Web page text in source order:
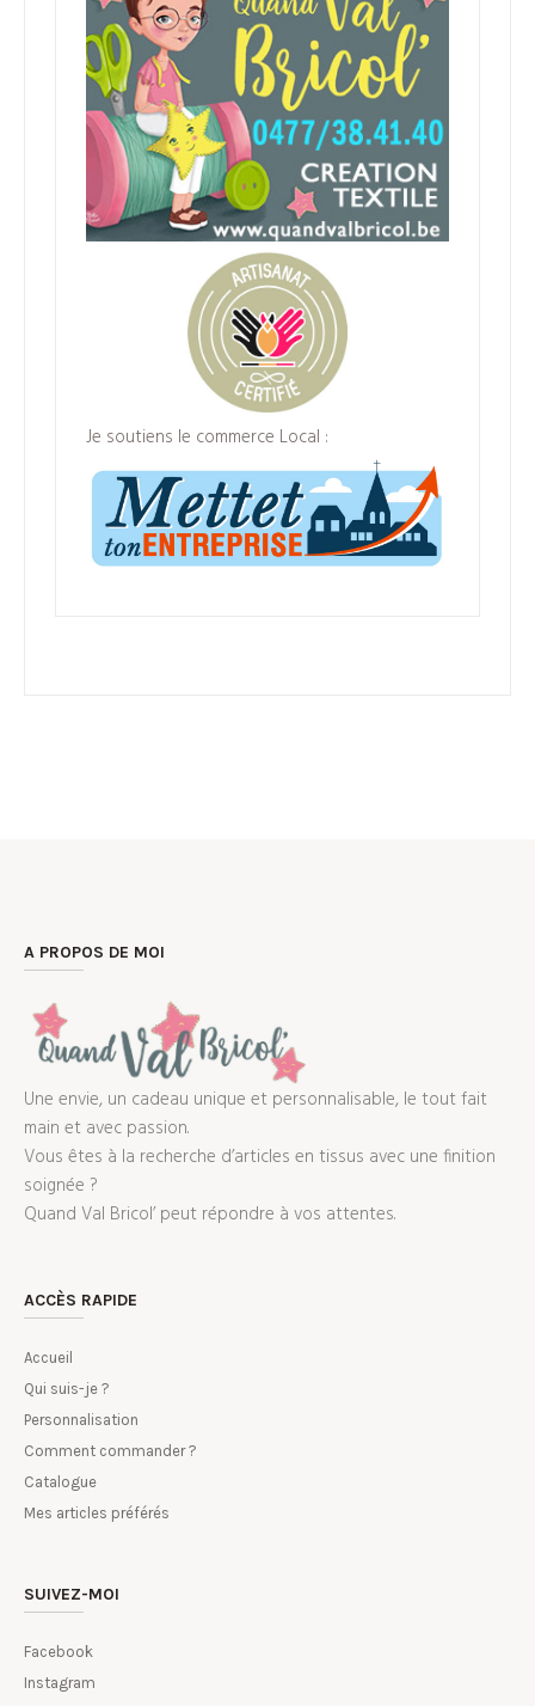
Je soutiens le commerce Local :
A PROPOS DE MOI
Une envie, un cadeau unique et personnalisable, le tout fait
main et avec passion.
Vous êtes à la recherche d’articles en tissus avec une finition
soignée ?
Quand Val Bricol’ peut répondre à vos attentes.
ACCÈS RAPIDE
Accueil
Qui suis-je ?
Personnalisation
Comment commander ?
Catalogue
Mes articles préférés
SUIVEZ-MOI
Facebook
Instagram